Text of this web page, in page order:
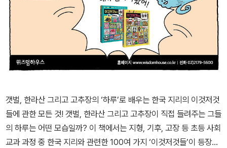
갯벌, 한라산 그리고 고추장의 ‘하루’로 배우는 한국 지리의 이것저것
들에 관한 모든 것! 갯벌, 한라산 그리고 고추장이 직접 들려주는 그들
의 하루는 어떤 모습일까? 이 책에서는 지형, 기후, 고장 등 초등 사회
교과 과정 중 한국 지리와 관련한 100여 가지 ‘이것저것들’이 등장해